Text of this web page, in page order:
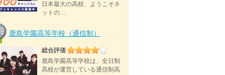
日本最大の高校、ようこそネ
ットの…
鹿島学園高等学校（通信制）
総合評価
鹿島学園高等学校は、全日制
高校が運営している通信制高